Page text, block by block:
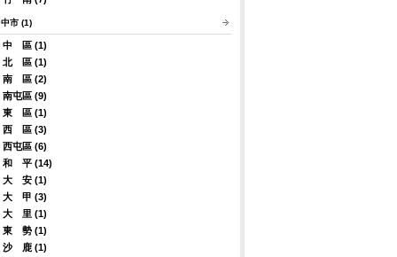
市 (1)
中 區 (1)
北 區 (1)
南 區 (2)
南屯區 (9)
東 區 (1)
西 區 (3)
西屯區 (6)
和 平 (14)
大 安 (1)
大 甲 (3)
大 里 (1)
東 勢 (1)
沙 鹿 (1)